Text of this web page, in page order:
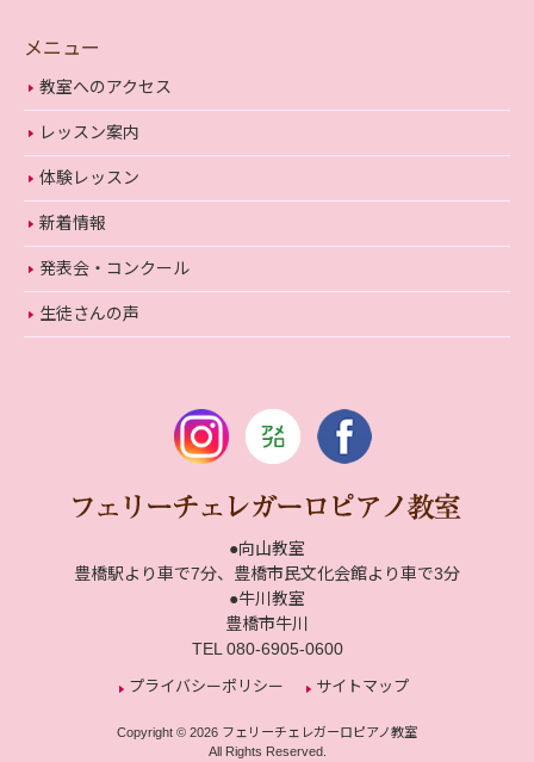
メニュー
教室へのアクセス
レッスン案内
体験レッスン
新着情報
発表会・コンクール
生徒さんの声
●向山教室
豊橋駅より車で7分、豊橋市民文化会館より車で3分
●牛川教室
豊橋市牛川
TEL 080-6905-0600
プライバシーポリシー サイトマップ
Copyright © 2026 フェリーチェレガーロピアノ教室
All Rights Reserved.